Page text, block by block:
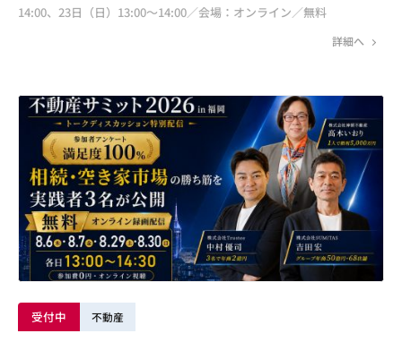
14:00、23日（日）13:00～14:00／会場：オンライン／無料
詳細へ
受付中 不動産